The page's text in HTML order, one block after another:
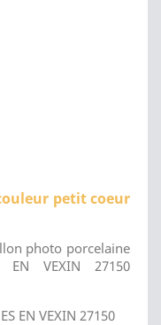
petit coeur
photo porcelaine
EN VEXIN 27150
EN VEXIN 27150